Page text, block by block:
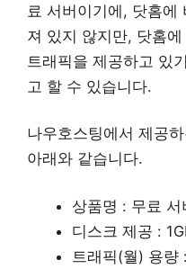
료 서버이기에, 닷홈에
져 있지 않지만, 닷홈
트래픽을 제공하고 있
고 할 수 있습니다.
나우호스팅에서 제공하
아래와 같습니다.
상품명 : 무료 서
디스크 제공 :
트래픽(월) 용량